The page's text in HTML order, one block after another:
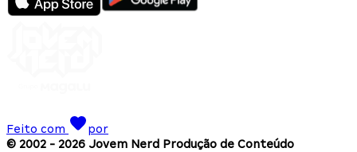
Feito com
por
© 2002 - 2026 Jovem Nerd Produção de Conteúdo